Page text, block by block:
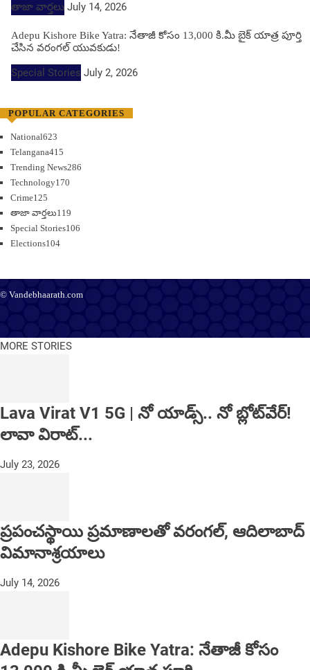
తాజా వార్తలు July 14, 2026
Adepu Kishore Bike Yatra: నేతాజీ కోసం 13,000 కి.మీ బైక్ యాత్ర పూర్తి
చేసిన వరంగల్ యువకుడు!
Special Stories July 2, 2026
POPULAR CATEGORIES
National623
Telangana415
Trending News286
Technology170
Crime125
తాజా వార్తలు119
Special Stories106
Elections104
© Vandebhaarath.com
MORE STORIES
Lava Virat V1 5G | నో యాడ్స్.. నో బ్లోట్‌వేర్!
లావా విరాట్...
July 23, 2026
ప్రపంచస్థాయి ప్రమాణాలతో వరంగల్, ఆదిలాబాద్
విమానాశ్రయాలు
July 14, 2026
Adepu Kishore Bike Yatra: నేతాజీ కోసం